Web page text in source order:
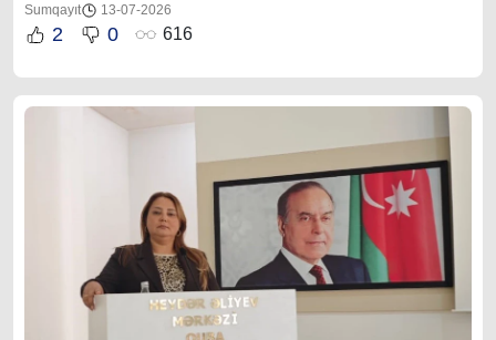
Sumqayıt 13-07-2026
2 0 616